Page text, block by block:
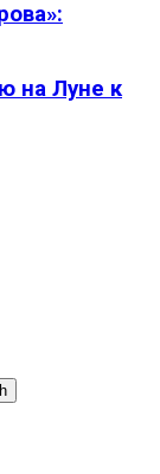
на Луне к